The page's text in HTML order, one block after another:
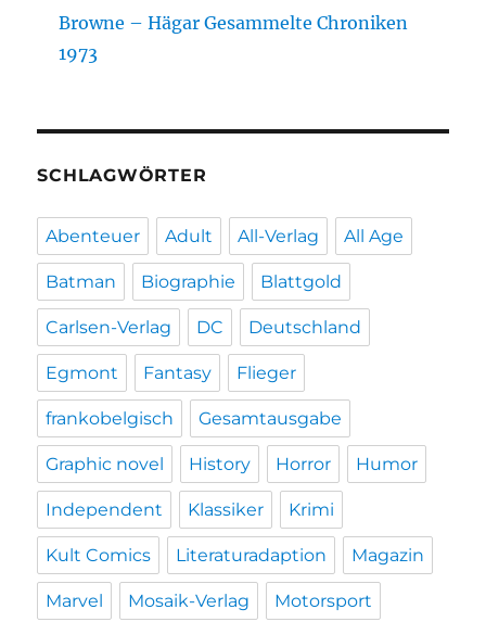
Browne – Hägar Gesammelte Chroniken
1973
SCHLAGWÖRTER
Abenteuer Adult All-Verlag All Age
Batman Biographie Blattgold
Carlsen-Verlag DC Deutschland
Egmont Fantasy Flieger
frankobelgisch Gesamtausgabe
Graphic novel History Horror Humor
Independent Klassiker Krimi
Kult Comics Literaturadaption Magazin
Marvel Mosaik-Verlag Motorsport